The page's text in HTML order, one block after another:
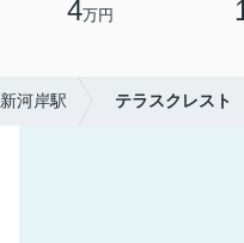
4万円
新河岸駅 テラスクレスト